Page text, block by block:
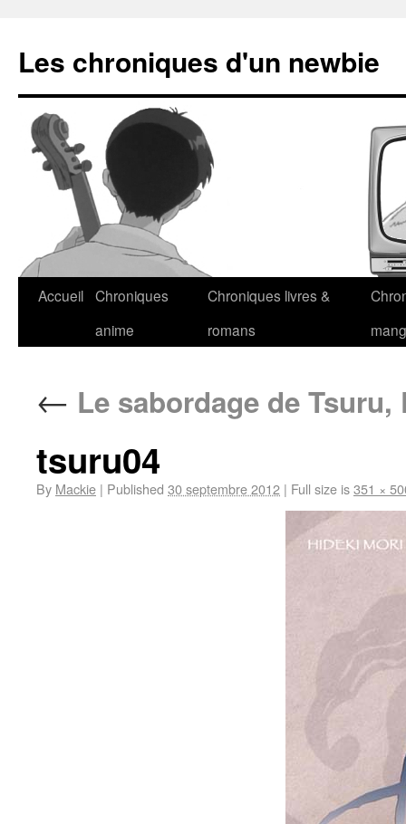
Les chroniques d'un newbie
Accueil Chroniques
anime
Chroniques livres &
romans
← Le sabordage de
tsuru04
By Mackie | Published 30 septembre 2012 | Full size is351 ×